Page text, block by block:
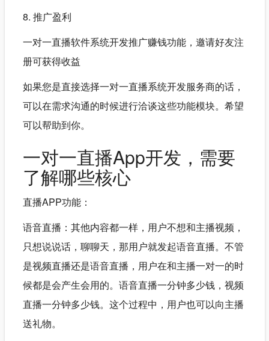
8. 推广盈利
一对一直播软件系统开发推广赚钱功能，邀请好友注
册可获得收益
如果您是直接选择一对一直播系统开发服务商的话，
可以在需求沟通的时候进行洽谈这些功能模块。希望
可以帮助到你。
一对一直播App开发，需要
了解哪些核心
直播APP功能：
语音直播：其他内容都一样，用户不想和主播视频，
只想说说话，聊聊天，那用户就发起语音直播。不管
是视频直播还是语音直播，用户在和主播一对一的时
候都是会产生会用的。语音直播一分钟多少钱，视频
直播一分钟多少钱。这个过程中，用户也可以向主播
送礼物。